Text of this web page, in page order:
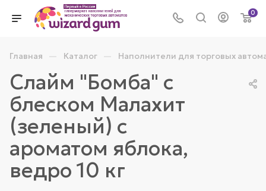
0
Главная — Каталог — Наполнители для торговых
Слайм "Бомба" с
блеском Малахит
(зеленый) с
ароматом яблока,
ведро 10 кг